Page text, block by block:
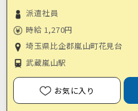
派遣社員
時給 1,270円
埼玉県比企郡嵐山町花見台
武蔵嵐山駅
お気に入り